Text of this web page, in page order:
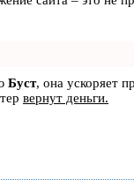
Буст, она ускоряет
вернут деньги.